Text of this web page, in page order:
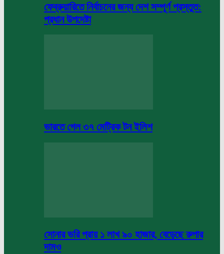
ফেব্রুয়ারিতে নির্বাচনের জন্য দেশ সম্পূর্ণ প্রস্তুত:
প্রধান উপদেষ্টা
ভারতে গেল ৩৭ মেট্রিক টন ইলিশ
সোনার ভরি প্রায় ১ লাখ ৯০ হাজার, বেড়েছে রুপার
দামও